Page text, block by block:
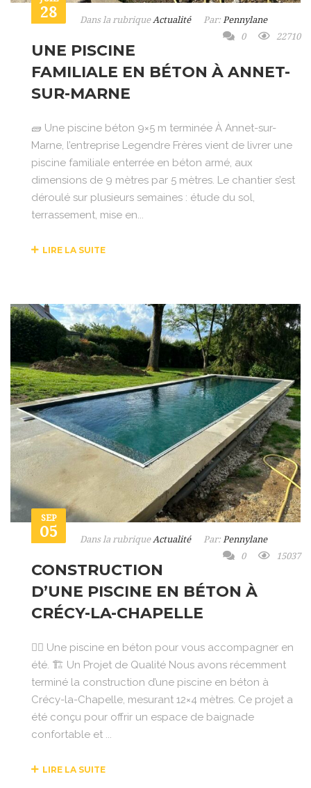
28 Dans la rubriqueActualité Par: Pennylane
0
22710
UNE PISCINE
FAMILIALE EN BÉTON À ANNET-
SUR-MARNE
🧱 Une piscine béton 9×5 m terminée À Annet-sur-
Marne, l’entreprise Legendre Frères vient de livrer une
piscine familiale enterrée en béton armé, aux
dimensions de 9 mètres par 5 mètres. Le chantier s’est
déroulé sur plusieurs semaines : étude du sol,
terrassement, mise en...
LIRE LA SUITE
SEP
05 Dans la rubrique Actualité Par: Pennylane
0
15037
CONSTRUCTION
D’UNE PISCINE EN BÉTON À
CRÉCY-LA-CHAPELLE
🏊‍♂️ Une piscine en béton pour vous accompagner en
été. 🏗️ Un Projet de Qualité Nous avons récemment
terminé la construction d’une piscine en béton à
Crécy-la-Chapelle, mesurant 12×4 mètres. Ce projet a
été conçu pour offrir un espace de baignade
confortable et ...
LIRE LA SUITE